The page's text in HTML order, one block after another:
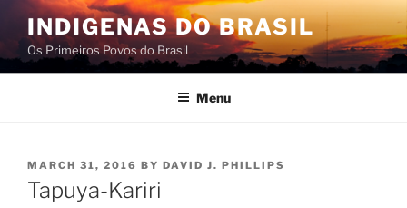
content
INDIGENAS DO BRASIL
Os Primeiros Povos do Brasil
Menu
POSTED
ON
MARCH 31, 2016 BY DAVID J. PHILLIPS
Tapuya-Kariri